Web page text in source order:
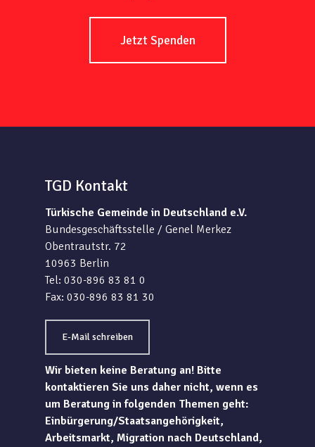
Jetzt Spenden
TGD Kontakt
Türkische Gemeinde in Deutschland e.V.
Bundesgeschäftsstelle / Genel Merkez
Obentrautstr. 72
10963 Berlin
Tel: 030-896 83 81 0
Fax: 030-896 83 81 30
E-Mail schreiben
Wir bieten keine Beratung an! Bitte
kontaktieren Sie uns daher nicht, wenn es
um Beratung in folgenden Themen geht:
Einbürgerung/Staatsangehörigkeit,
Arbeitsmarkt, Migration nach Deutschland,